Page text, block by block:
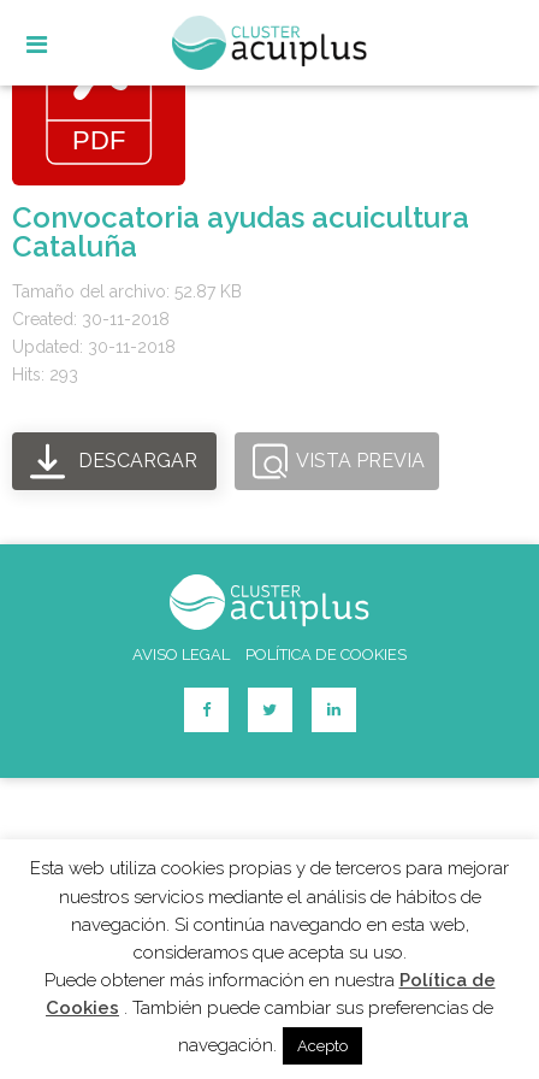
Convocatoria ayudas acuicultura
Cataluña
Tamaño del archivo: 52.87 KB
Created: 30-11-2018
Updated: 30-11-2018
Hits: 293
DESCARGAR VISTA PREVIA
AVISO LEGAL POLÍTICA DE COOKIES
Esta web utiliza cookies propias y de terceros para mejorar
nuestros servicios mediante el análisis de hábitos de
navegación. Si continúa navegando en esta web,
consideramos que acepta su uso.
Puede obtener más información en nuestra Política de
Cookies . También puede cambiar sus preferencias de
navegación.
Acepto